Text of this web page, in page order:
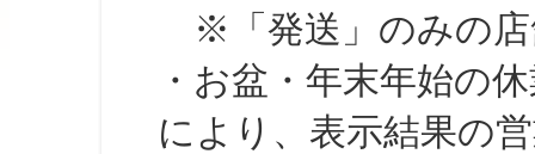
※「発送」のみの店
・お盆・年末年始の
により、表示結果の